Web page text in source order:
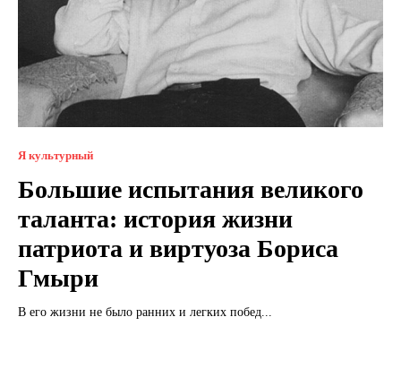
Я культурный
Большие испытания великого
таланта: история жизни
патриота и виртуоза Бориса
Гмыри
В его жизни не было ранних и легких побед...